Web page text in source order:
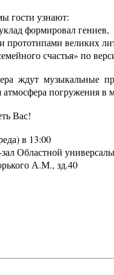
гости узнают:
формировал гениев,
прототипами великих
счастья» по
ждут музыкальные
погружения в
Вас!
в 13:00
Областной
А.М., зд.40